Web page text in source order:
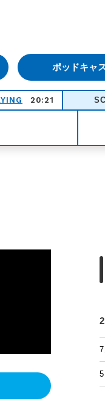
ポッドキャ
20:21 SCRAP
7
5